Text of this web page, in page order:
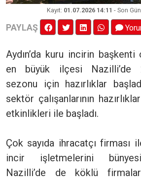
Kayıt: 01.07.2026 14:11 - Son
PAYLAŞ
Aydın’da kuru incirin
en büyük ilçesi Nazilli’de
sezonu için hazırlıklar
sektör çalışanlarının
etkinlikleri ile başladı.
Çok sayıda ihracatçı firması
incir işletmelerini
Nazilli’de de köklü